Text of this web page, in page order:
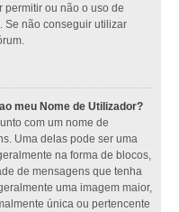
permitir ou não o uso de
Se não conseguir utilizar
meu Nome de Utilizador?
com um nome de
Uma delas pode ser uma
na forma de blocos,
de mensagens que tenha
uma imagem maior,
única ou pertencente